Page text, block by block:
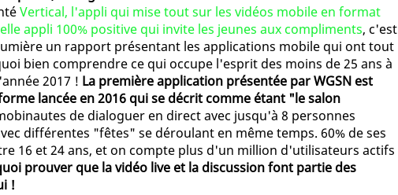
Vertical, l'appli qui mise tout sur les vidéos mobile en format
appli 100% positive qui invite les jeunes aux compliments, c'est
un rapport présentant les applications mobile qui ont tout
bien comprendre ce qui occupe l'esprit des moins de 25 ans à
2017 ! La première application présentée par WGSN est
lancée en 2016 qui se décrit comme étant "le salon
de dialoguer en direct avec jusqu'à 8 personnes
différentes "fêtes" se déroulant en même temps. 60% de ses
16 et 24 ans, et on compte plus d'un million d'utilisateurs actifs
prouver que la vidéo live et la discussion font partie des
!